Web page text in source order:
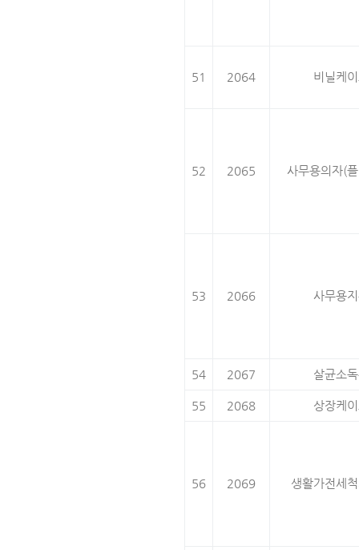
51 2064 비닐케
52 2065 사무용의자(
53 2066 사무용
54 2067 살균소
55 2068 상장케
56 2069 생활가전세